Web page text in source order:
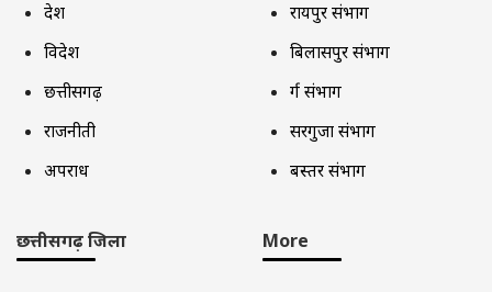
देश
विदेश
छत्तीसगढ़
राजनीती
अपराध
रायपुर संभाग
बिलासपुर संभाग
दुर्ग संभाग
सरगुजा संभाग
बस्तर संभाग
छत्तीसगढ़ जिला More